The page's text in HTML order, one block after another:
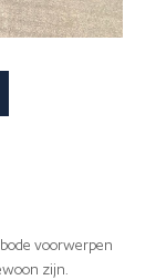
voorwerpen
zijn.